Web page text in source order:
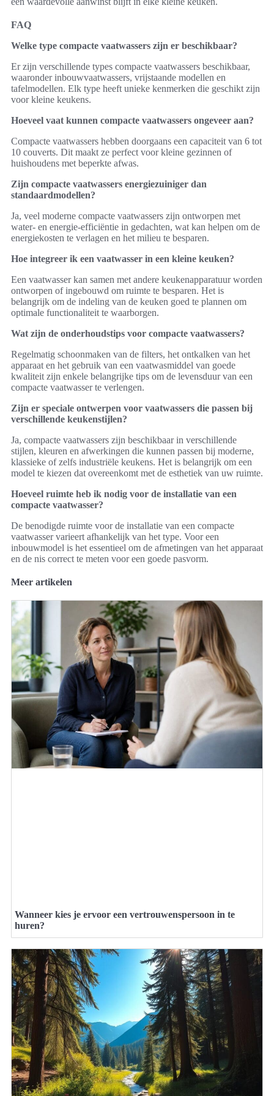
FAQ
Welke type compacte vaatwassers zijn er beschikbaar?
Er zijn verschillende types compacte vaatwassers beschikbaar,
waaronder inbouwvaatwassers, vrijstaande modellen en
tafelmodellen. Elk type heeft unieke kenmerken die geschikt zijn
voor kleine keukens.
Hoeveel vaat kunnen compacte vaatwassers ongeveer aan?
Compacte vaatwassers hebben doorgaans een capaciteit van 6 tot
10 couverts. Dit maakt ze perfect voor kleine gezinnen of
huishoudens met beperkte afwas.
Zijn compacte vaatwassers energiezuiniger dan
standaardmodellen?
Ja, veel moderne compacte vaatwassers zijn ontworpen met
water- en energie-efficiëntie in gedachten, wat kan helpen om de
energiekosten te verlagen en het milieu te besparen.
Hoe integreer ik een vaatwasser in een kleine keuken?
Een vaatwasser kan samen met andere keukenapparatuur worden
ontworpen of ingebouwd om ruimte te besparen. Het is
belangrijk om de indeling van de keuken goed te plannen om
optimale functionaliteit te waarborgen.
Wat zijn de onderhoudstips voor compacte vaatwassers?
Regelmatig schoonmaken van de filters, het ontkalken van het
apparaat en het gebruik van een vaatwasmiddel van goede
kwaliteit zijn enkele belangrijke tips om de levensduur van een
compacte vaatwasser te verlengen.
Zijn er speciale ontwerpen voor vaatwassers die passen bij
verschillende keukenstijlen?
Ja, compacte vaatwassers zijn beschikbaar in verschillende
stijlen, kleuren en afwerkingen die kunnen passen bij moderne,
klassieke of zelfs industriële keukens. Het is belangrijk om een
model te kiezen dat overeenkomt met de esthetiek van uw ruimte.
Hoeveel ruimte heb ik nodig voor de installatie van een
compacte vaatwasser?
De benodigde ruimte voor de installatie van een compacte
vaatwasser varieert afhankelijk van het type. Voor een
inbouwmodel is het essentieel om de afmetingen van het apparaat
en de nis correct te meten voor een goede pasvorm.
Meer artikelen
Wanneer kies je ervoor een vertrouwenspersoon in te
huren?